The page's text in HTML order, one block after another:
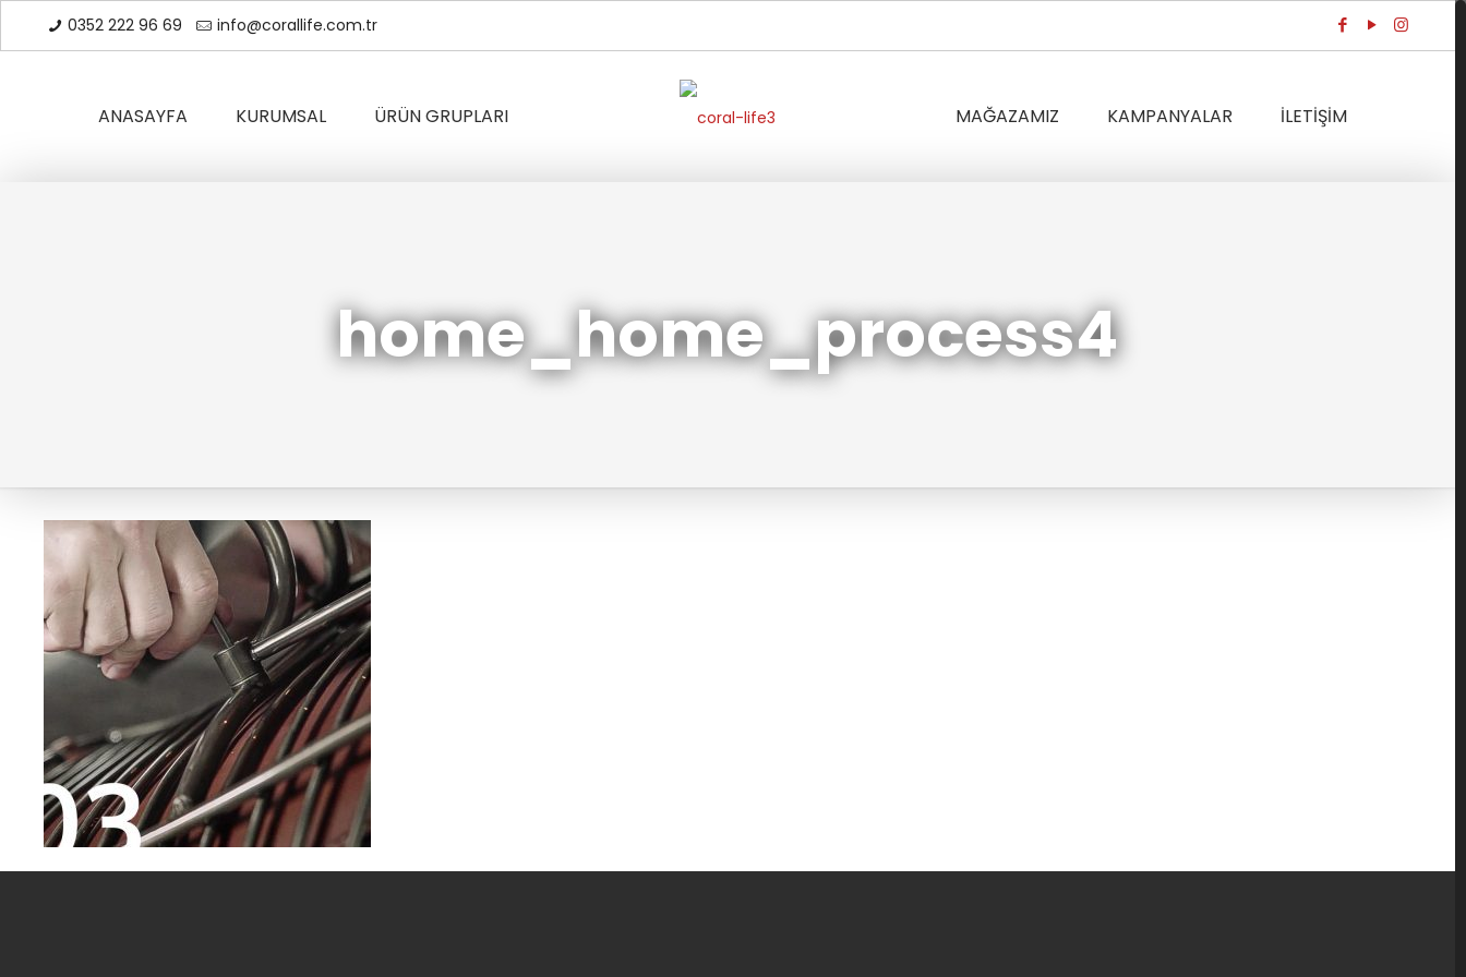
0352 222 96 69 info@corallife.com.tr
ANASAYFA KURUMSAL ÜRÜN GRUPLARI MAĞAZAMIZ KAMPANYALAR İLETİŞİM
home_home_process4